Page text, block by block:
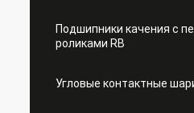
Подшипники качения с
роликами RB
Угловые контактные